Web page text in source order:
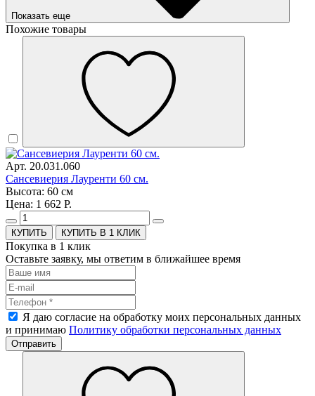
Показать еще
Похожие товары
Арт. 20.031.060
Сансевиерия Лауренти 60 см.
Высота: 60 см
Цена: 1 662 Р.
КУПИТЬ В 1 КЛИК
Покупка в 1 клик
Оставьте заявку, мы ответим в ближайшее время
Я даю согласие на обработку моих персональных данных
и принимаю Политику обработки персональных данных
Отправить